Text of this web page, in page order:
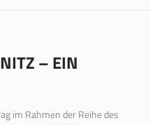
– EIN
im Rahmen der Reihe des